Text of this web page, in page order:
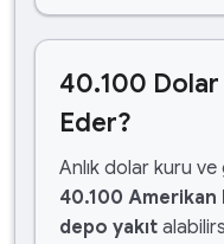
40.100 Dolar
Eder?
Anlık dolar kuru
40.100 Amerikan
depo yakıt